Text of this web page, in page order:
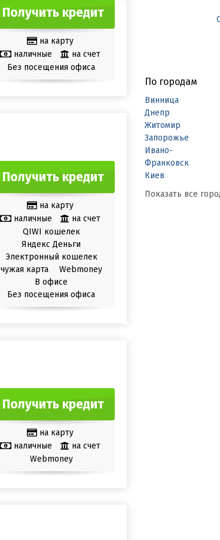
Получить кредит
на карту
наличные
на счет
Без посещения офиса
Получить кредит
на карту
наличные
на счет
QIWI кошелек
Яндекс Деньги
Электронный кошелек
чужая карта
Webmoney
В офисе
Без посещения офиса
Получить кредит
на карту
наличные
на счет
Webmoney
По городам
Винница
Днепр
Житомир
Запорожье
Ивано-
Франковск
Киев
Показать все